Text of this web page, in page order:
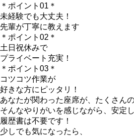
＊ポイント01＊
未経験でも大丈夫！
先輩が丁寧に教えます
＊ポイント02＊
土日祝休みで
プライベート充実！
＊ポイント03＊
コツコツ作業が
好きな方にピッタリ！
あなたが関わった座席が、たくさん
そんなやりがいを感じながら、安定
履歴書は不要です！
少しでも気になったら、